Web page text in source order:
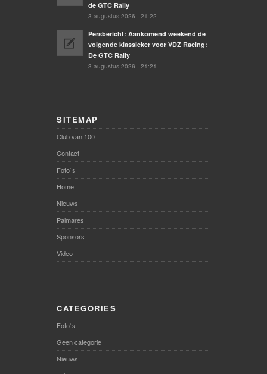
de GTC Rally
3 augustus 2026 - 21:22
Persbericht: Aankomend weekend de
volgende klassieker voor VDZ Racing:
De GTC Rally
3 augustus 2026 - 21:21
SITEMAP
Club van 100
Contact
Foto`s
Home
Nieuws
Palmares
Sponsors
Video
CATEGORIES
Foto`s
Geen categorie
Nieuws